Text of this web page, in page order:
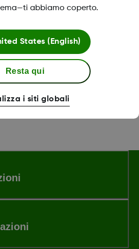
smartphone NON è
ONE?
dispositivo smart o il suo
abbiamo coperto.
States (English)
Resta qui
i siti globali